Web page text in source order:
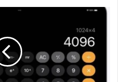
حضور
و اقتصاد
3 دی 1403